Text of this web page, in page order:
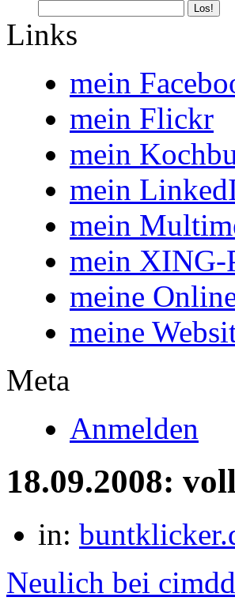
Links
mein
mein Flickr
mein
mein
mein
mein XING-
meine
meine
Meta
Anmelden
18.09.2008:
in:
Neulich bei